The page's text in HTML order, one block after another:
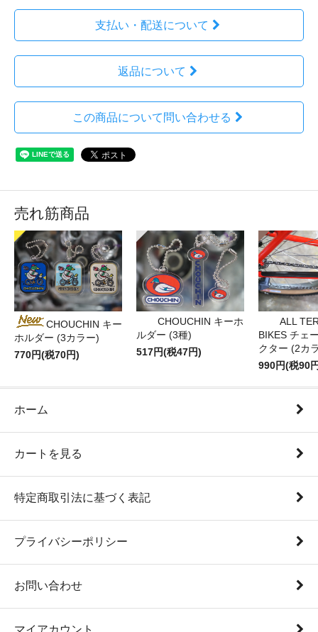
支払い・配送について
返品について
この商品について問い合わせる
売れ筋商品
CHOUCHIN キー
ホルダー (3カラー)
770円(税70円)
CHOUCHIN キーホ
ルダー (3種)
517円(税47円)
ALL
BIKES チェ
クター (2カ
990円(税90
ホーム
カートを見る
特定商取引法に基づく表記
プライバシーポリシー
お問い合わせ
マイアカウント